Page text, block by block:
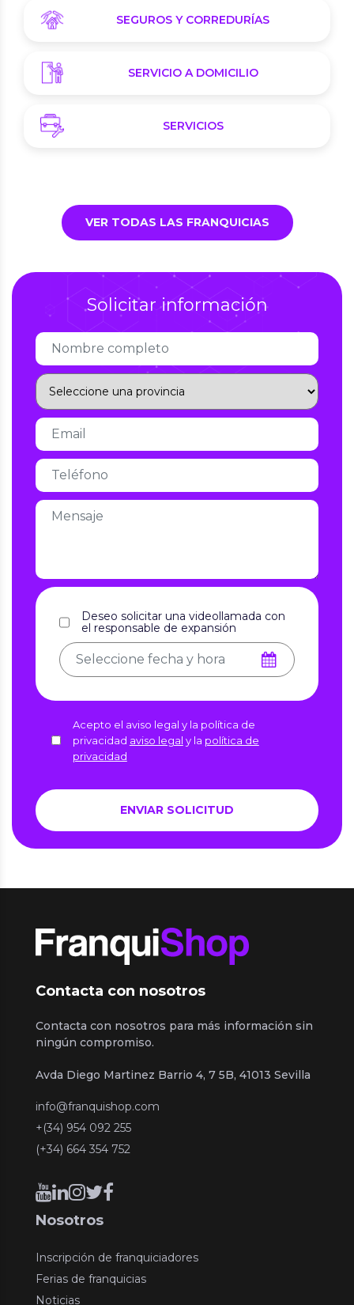
SEGUROS Y CORREDURÍAS
SERVICIO A DOMICILIO
SERVICIOS
VER TODAS LAS FRANQUICIAS
Solicitar información
Deseo solicitar una videollamada con
el responsable de expansión
Acepto el aviso legal y la política de
privacidad aviso legal y la política de
privacidad
Contacta con nosotros
Contacta con nosotros para más información sin
ningún compromiso.
Avda Diego Martinez Barrio 4, 7 5B, 41013 Sevilla
info@franquishop.com
+(34) 954 092 255
(+34) 664 354 752
Nosotros
Inscripción de franquiciadores
Ferias de franquicias
Noticias